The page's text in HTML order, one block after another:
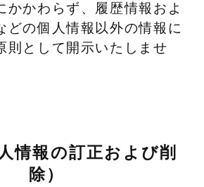
かかわらず、履歴情報およ
どの個人情報以外の情報に
則として開示いたしませ
情報の訂正および削
除）